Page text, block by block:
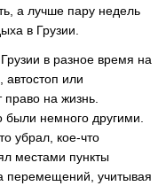
а лучше пару недель
в Грузии.
в разное время на
или
на жизнь.
немного другими.
убрал, кое-что
местами пункты
перемещений, учитывая